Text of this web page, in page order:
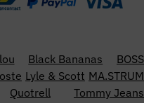
Black Bananas
BOSS
Lyle & Scott MA.STRUM
Quotrell
Tommy Jeans